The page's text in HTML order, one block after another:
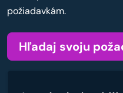
požiadavkám.
Hľadaj svoju